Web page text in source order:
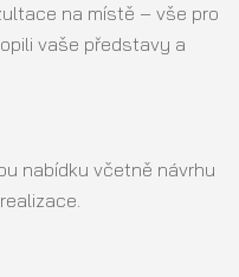
na místě – vše pro
vaše představy a
nabídku včetně návrhu